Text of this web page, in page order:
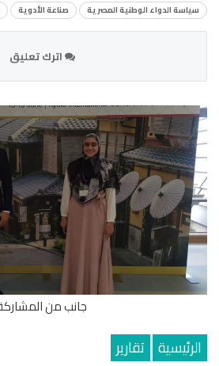
سياسة الدواء الوطنية المصرية
صناعة الأدوية
اترك تعليق
جانب من
الرئيسية تقارير